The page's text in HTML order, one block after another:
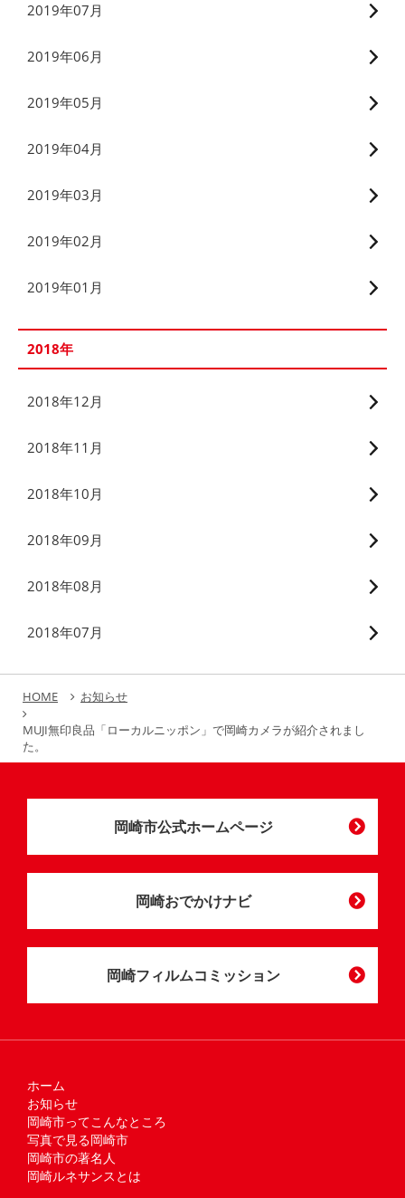
2019年07月
2019年06月
2019年05月
2019年04月
2019年03月
2019年02月
2019年01月
2018年
2018年12月
2018年11月
2018年10月
2018年09月
2018年08月
2018年07月
HOME お知らせ
MUJI無印良品「ローカルニッポン」で岡崎カメラが紹介されまし
た。
岡崎市公式ホームページ
岡崎おでかけナビ
岡崎フィルムコミッション
ホーム
お知らせ
岡崎市ってこんなところ
写真で見る岡崎市
岡崎市の著名人
岡崎ルネサンスとは